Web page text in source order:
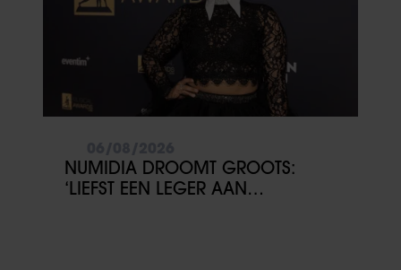
NUMIDIA DROOMT GROOTS:
‘LIEFST EEN LEGER AAN